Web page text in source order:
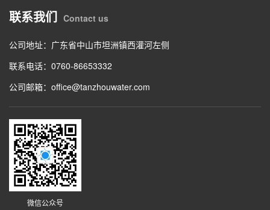
联系我们 Contact us
公司地址：广东省中山市坦洲镇西灌河左侧
联系电话：0760-86653332
公司邮箱：office@tanzhouwater.com
微信公众号